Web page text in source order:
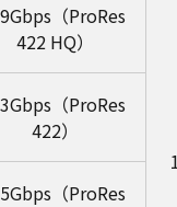
（ProRes
422 HQ）
（ProRes
422）
（ProRes